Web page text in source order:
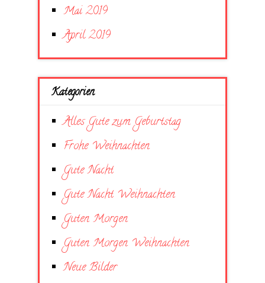
Mai 2019
April 2019
Kategorien
Alles Gute zum Geburtstag
Frohe Weihnachten
Gute Nacht
Gute Nacht Weihnachten
Guten Morgen
Guten Morgen Weihnachten
Neue Bilder